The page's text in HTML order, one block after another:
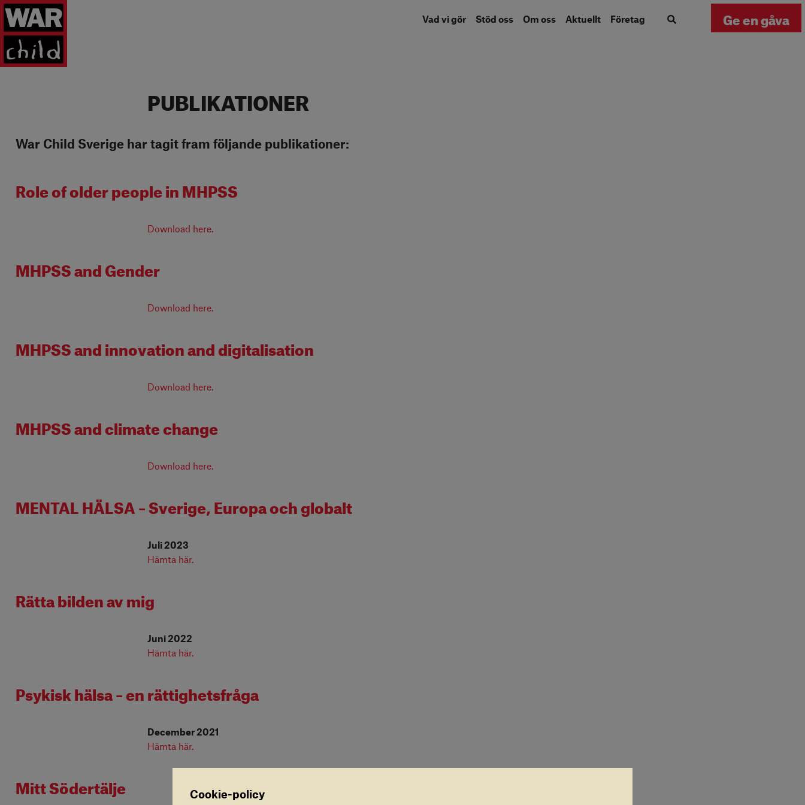
Tillbaka till startsidan
Vad vi gör
Stöd oss Om oss Aktuellt Företag Ge en gåva
PUBLIKATIONER
War Child Sverige har tagit fram följande publikationer:
Role of older people in MHPSS
Download here.
MHPSS and Gender
Download here.
MHPSS and innovation and digitalisation
Download here.
MHPSS and climate change
Download here.
MENTAL HÄLSA – Sverige, Europa och globalt
Juli 2023
Hämta här.
Rätta bilden av mig
Juni 2022
Hämta här.
Psykisk hälsa – en rättighetsfråga
December 2021
Hämta här.
Mitt Södertälje
Cookie-policy